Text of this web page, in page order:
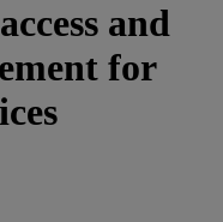
and
for